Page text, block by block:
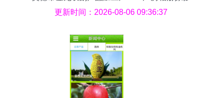
更新时间：2026-08-06 09:36:37